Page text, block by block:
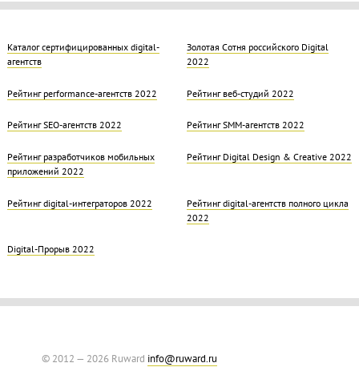
Каталог сертифицированных digital-
агентств
Золотая Cотня российского Digital
2022
Рейтинг performance-агентств 2022 Рейтинг веб-студий 2022
Рейтинг SEO-агентств 2022 Рейтинг SMM-агентств 2022
Рейтинг разработчиков мобильных
приложений 2022
Рейтинг Digital Design & Creative 2022
Рейтинг digital-интеграторов 2022
Рейтинг digital-агентств полного цикла
2022
Digital-Прорыв 2022
© 2012 — 2026 Ruward info@ruward.ru